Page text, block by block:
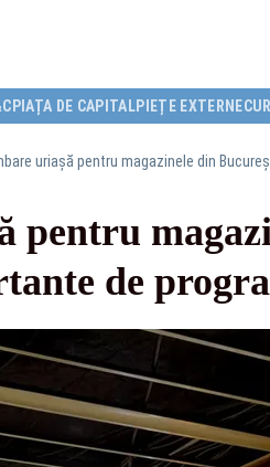
PIAȚA DE CAPITALPIEȚE EXTERNE
uriașă pentru magazinele din
pentru
de